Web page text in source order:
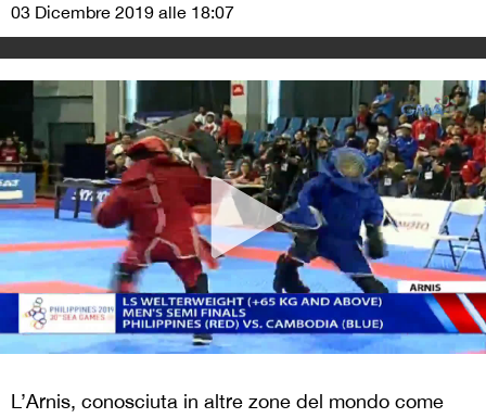
03 Dicembre 2019 alle 18:07
L’Arnis, conosciuta in altre zone del mondo come